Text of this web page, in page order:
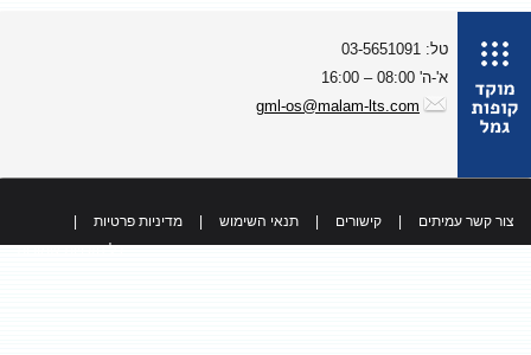
טל: 03-5651091
א'-ה' 08:00 – 16:00
gml-os@malam-lts.com
צור קשר עמיתים קישורים תנאי השימוש מדיניות פרטיות
כל הזכויות שמורות